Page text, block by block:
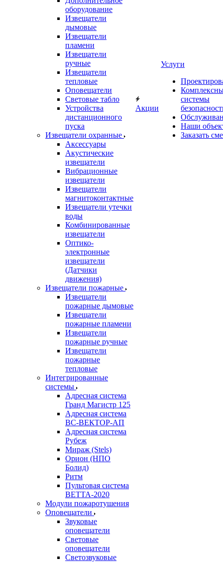
оборудование
Извещатели
дымовые
Извещатели
пламени
Извещатели
ручные
Извещатели
тепловые
Оповещатели
Световые табло
Устройства
дистанционного
пуска
Извещатели охранные
Аксессуары
Акустические
извещатели
Вибрационные
извещатели
Извещатели
магнитоконтактные
Извещатели утечки
воды
Комбинированные
извещатели
Оптико-
электронные
извещатели
(Датчики
движения)
Извещатели пожарные
Извещатели
пожарные дымовые
Извещатели
пожарные пламени
Извещатели
пожарные ручные
Извещатели
пожарные
тепловые
Интегрированные
системы
Адресная система
Гранд Магистр 125
Адресная система
ВС-ВЕКТОР-АП
Адресная система
Рубеж
Мираж (Stels)
Орион (НПО
Болид)
Ритм
Пультовая система
ВЕТТА-2020
Модули пожаротушения
Оповещатели
Звуковые
оповещатели
Световые
оповещатели
Светозвуковые
Акции
Услуги
системы
Наши
Заказать